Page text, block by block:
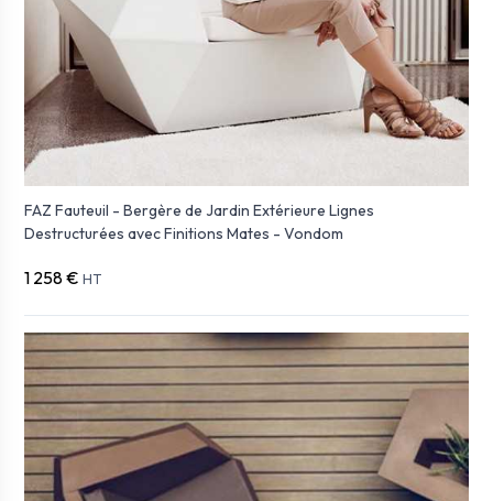
FAZ Fauteuil - Bergère de Jardin Extérieure Lignes
Destructurées avec Finitions Mates - Vondom
1 258 € HT